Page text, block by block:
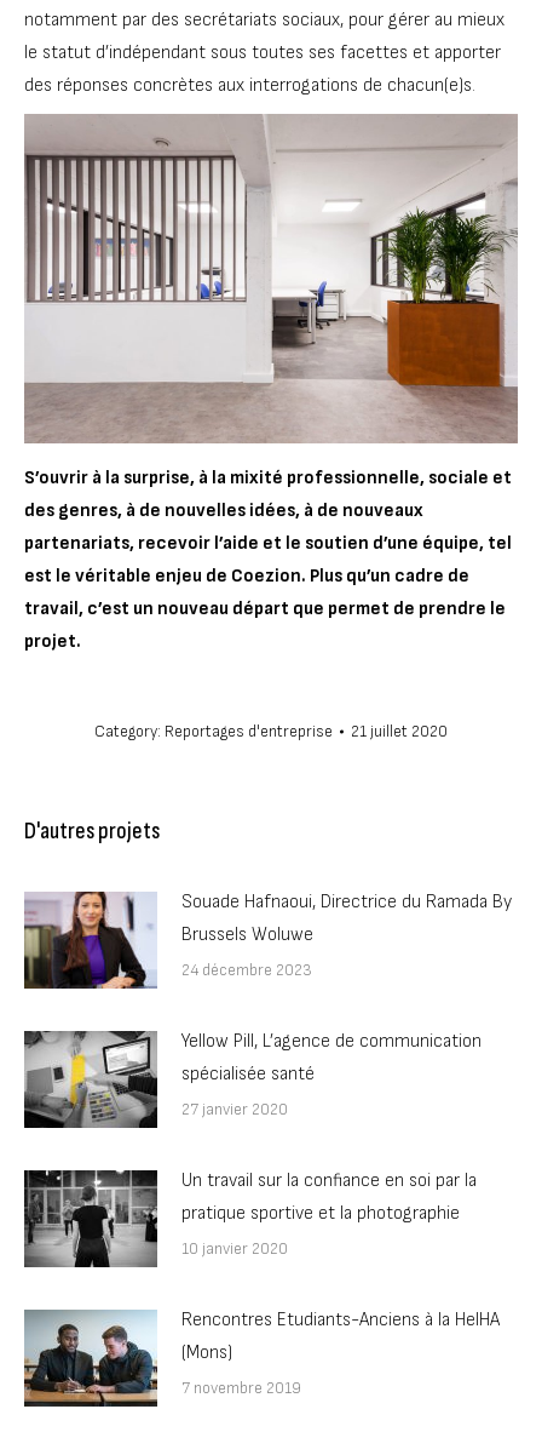
notamment par des secrétariats sociaux, pour gérer au mieux
le statut d’indépendant sous toutes ses facettes et apporter
des réponses concrètes aux interrogations de chacun(e)s.
S’ouvrir à la surprise, à la mixité professionnelle, sociale et
des genres, à de nouvelles idées, à de nouveaux
partenariats, recevoir l’aide et le soutien d’une équipe, tel
est le véritable enjeu de Coezion. Plus qu’un cadre de
travail, c’est un nouveau départ que permet de prendre le
projet.
Category: Reportages d'entreprise 21 juillet 2020
D'autres projets
Souade Hafnaoui, Directrice du Ramada By
Brussels Woluwe
24 décembre 2023
Yellow Pill, L’agence de communication
spécialisée santé
27 janvier 2020
Un travail sur la confiance en soi par la
pratique sportive et la photographie
10 janvier 2020
Rencontres Etudiants-Anciens à la HelHA
(Mons)
7 novembre 2019